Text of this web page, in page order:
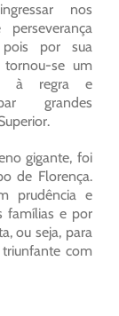
nos
pois por sua
se um
à regra e
grandes
gigante, foi
de Florença.
prudência e
famílias e por
ou seja, para
com